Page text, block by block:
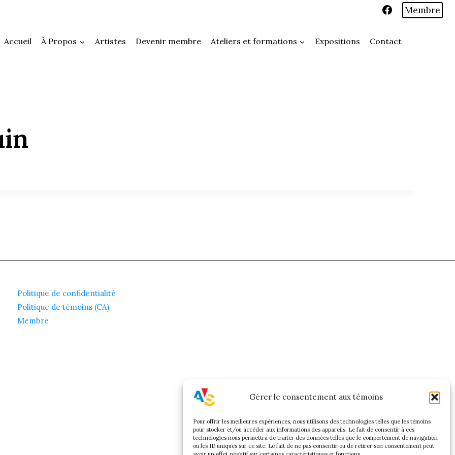
Gérer le consentement aux témoins
Pour offrir les meilleures expériences, nous utilisons des technologies telles que les témoins
pour stocker et/ou accéder aux informations des appareils. Le fait de consentir à ces
technologies nous permettra de traiter des données telles que le comportement de navigation
ou les ID uniques sur ce site. Le fait de ne pas consentir ou de retirer son consentement peut
Membre
Accueil À Propos Artistes Devenir membre Ateliers et formations Expositions Contact
Politique de confidentialité
Politique de témoins (CA)
Membre